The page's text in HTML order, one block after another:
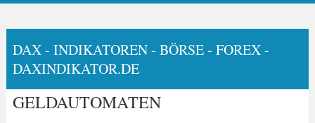
DAX - INDIKATOREN - BÖRSE - FOREX -
DAXINDIKATOR.DE
GELDAUTOMATEN